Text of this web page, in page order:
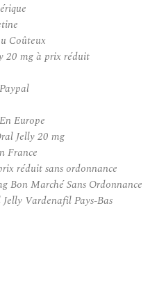
Coûteux
20 mg à prix réduit
Europe
Jelly 20 mg
France
réduit sans ordonnance
Bon Marché Sans Ordonnance
Vardenafil Pays-Bas